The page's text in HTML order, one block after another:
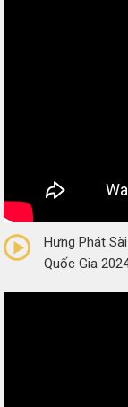
(0 Reviews)
Hưng Phát
Quốc Gia